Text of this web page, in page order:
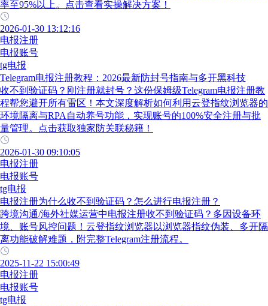
率至95%以上。点击查看实操解决方案！
2026-01-30 13:12:16
电报注册
电报账号
tg电报
Telegram电报注册教程：2026最新防封号指南与多开黑科技
收不到验证码？刚注册就封号？这份保姆级Telegram电报注册教
程帮您避开所有雷区！本文深度解析如何利用云登指纹浏览器的
环境隔离与RPA自动养号功能，实现账号的100%安全注册与批
量管理。点击获取独家防关联秘籍！
2026-01-30 09:10:05
电报注册
电报账号
tg电报
电报注册为什么收不到验证码？怎么进行电报注册？
跨境沟通/海外社媒运营中电报注册收不到验证码？多因设备环
境、账号风控问题！云登指纹浏览器以浏览器指纹伪装、多开隔
离功能破解难题，附完整Telegram注册流程。
2025-11-22 15:00:49
电报注册
电报账号
tg电报